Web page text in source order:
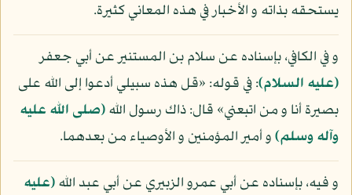
يستحقه بذاته و الأخبار في هذه المعاني كثيرة.
و في الكافي، بإسناده عن سلام بن المستنير عن أبي جعفر
(عليه السلام): في قوله: «قل هذه سبيلي أدعوا إلى الله على
بصيرة أنا و من اتبعني» قال: ذاك رسول الله(صلى الله عليه
وآله وسلم)و أمير المؤمنين و الأوصياء من بعدهما.
و فيه، بإسناده عن أبي عمرو الزبيري عن أبي عبد الله(عليه